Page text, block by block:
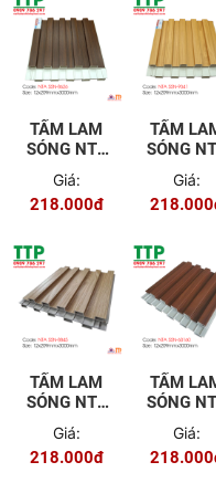
TẤM LAM
SÓNG NTA
Giá:
218.000đ
TẤM
SÓNG
Giá:
TẤM LAM
SÓNG NTA
5SN-8845
Giá:
218.000đ
TẤM
SÓNG
5SN-
Giá: